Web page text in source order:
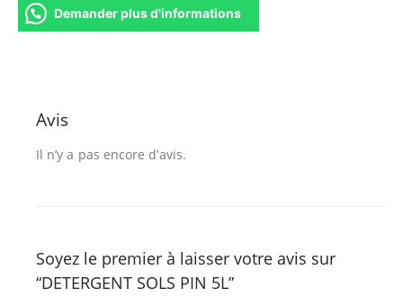
Demander plus d'informations
Avis
Il n’y a pas encore d’avis.
Soyez le premier à laisser votre avis sur
“DETERGENT SOLS PIN 5L”